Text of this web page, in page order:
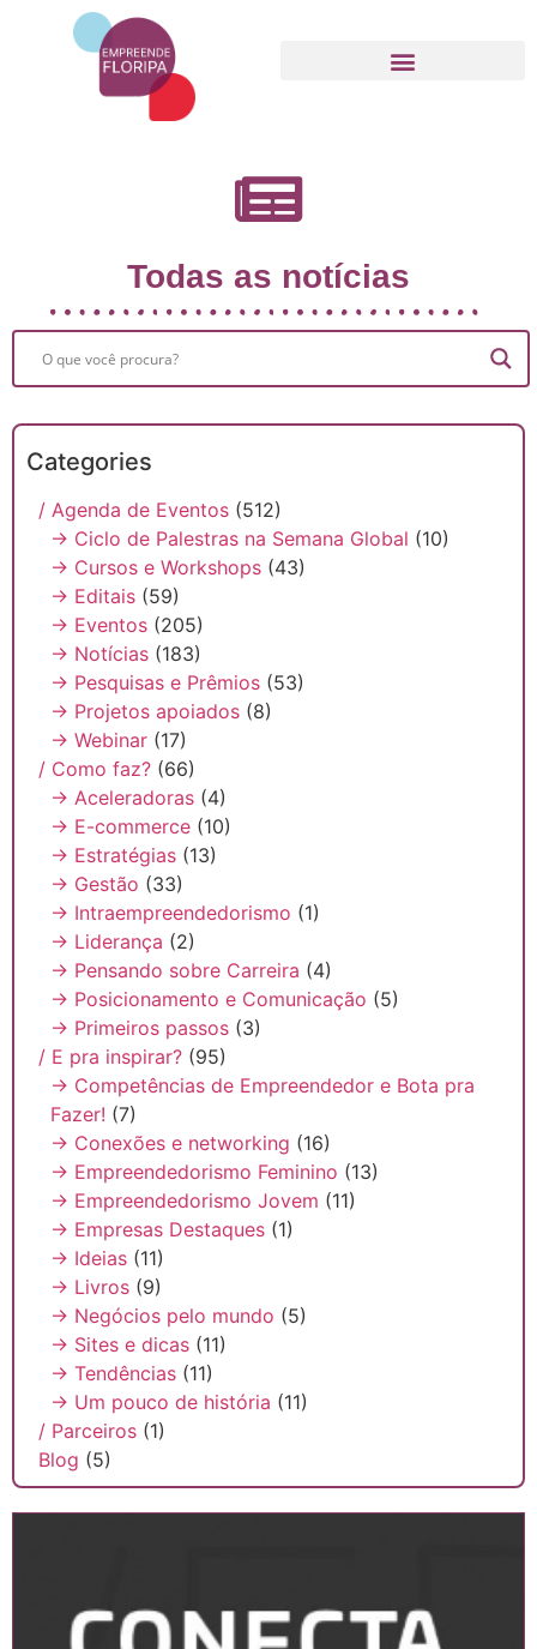
Todas as notícias
Categories
/ Agenda de Eventos (512)
→ Ciclo de Palestras na Semana Global (10)
→ Cursos e Workshops (43)
→ Editais (59)
→ Eventos (205)
→ Notícias (183)
→ Pesquisas e Prêmios (53)
→ Projetos apoiados (8)
→ Webinar (17)
/ Como faz? (66)
→ Aceleradoras (4)
→ E-commerce (10)
→ Estratégias (13)
→ Gestão (33)
→ Intraempreendedorismo (1)
→ Liderança (2)
→ Pensando sobre Carreira (4)
→ Posicionamento e Comunicação (5)
→ Primeiros passos (3)
/ E pra inspirar? (95)
→ Competências de Empreendedor e Bota pra
Fazer! (7)
→ Conexões e networking (16)
→ Empreendedorismo Feminino (13)
→ Empreendedorismo Jovem (11)
→ Empresas Destaques (1)
→ Ideias (11)
→ Livros (9)
→ Negócios pelo mundo (5)
→ Sites e dicas (11)
→ Tendências (11)
→ Um pouco de história (11)
/ Parceiros (1)
Blog (5)